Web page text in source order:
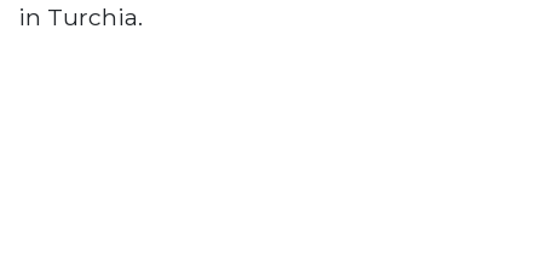
in Turchia.